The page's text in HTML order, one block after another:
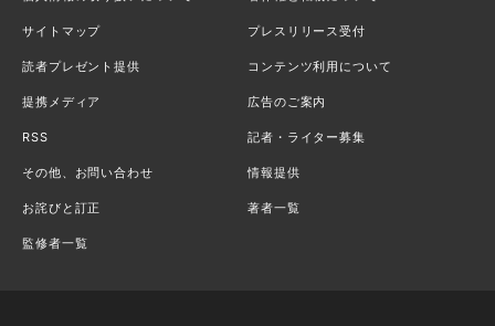
サイトマップ プレスリリース受付
読者プレゼント提供 コンテンツ利用について
提携メディア 広告のご案内
RSS 記者・ライター募集
その他、お問い合わせ 情報提供
お詫びと訂正 著者一覧
監修者一覧